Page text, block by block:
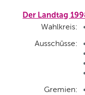
Der Landtag
Wahlkreis:
Ausschüsse:
Gremien: